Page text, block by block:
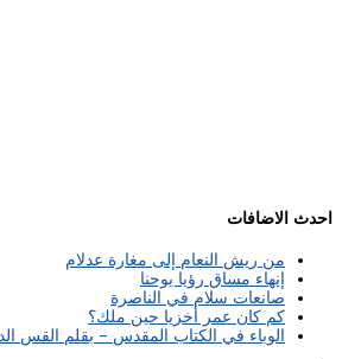
احدث الاضافات
من ريش النعام إلى مغارة عدلام
إنهاء مساق رؤيا يوحنا
صانعات سلام في الناصرة
كم كان عمر أخزيا حين ملك؟
الوباء في الكتاب المقدس – بقلم القس